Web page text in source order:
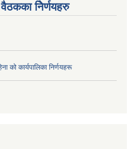
वैठकका निेर्णयहरु
कार्यपालिका निर्णयहरू